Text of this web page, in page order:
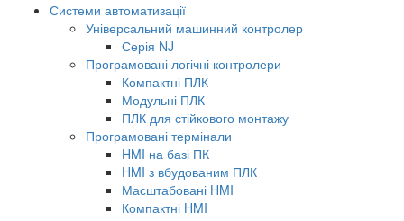
Системи автоматизації
Універсальний машинний контролер
Серія NJ
Програмовані логічні контролери
Компактні ПЛК
Модульні ПЛК
ПЛК для стійкового монтажу
Програмовані термінали
HMI на базі ПК
HMI з вбудованим ПЛК
Масштабовані HMI
Компактні HMI